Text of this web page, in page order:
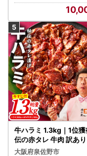
牛ハラミ 1.3kg｜1位獲
伝の赤タレ 牛肉 訳あ
肉 BBQ
大阪府泉佐野市